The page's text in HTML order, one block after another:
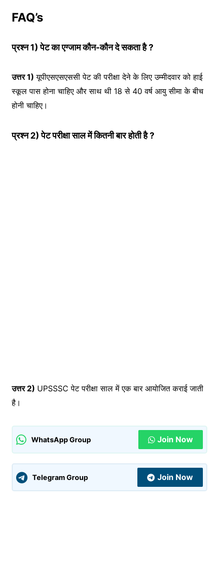
FAQ’s
प्रश्न 1) पेट का एग्जाम कौन-कौन दे सकता है ?
उत्तर 1)यूपीएसएसएससी पेट की परीक्षा देने के लिए उम्मीदवार को हाई
स्कूल पास होना चाहिए और साथ थी 18 से 40 वर्ष आयु सीमा के बीच
होनी चाहिए।
प्रश्न 2) पेट परीक्षा साल में कितनी बार होती है ?
उत्तर 2) UPSSSC पेट परीक्षा साल में एक बार आयोजित कराई जाती
है।
WhatsApp Group Join Now
Telegram Group Join Now